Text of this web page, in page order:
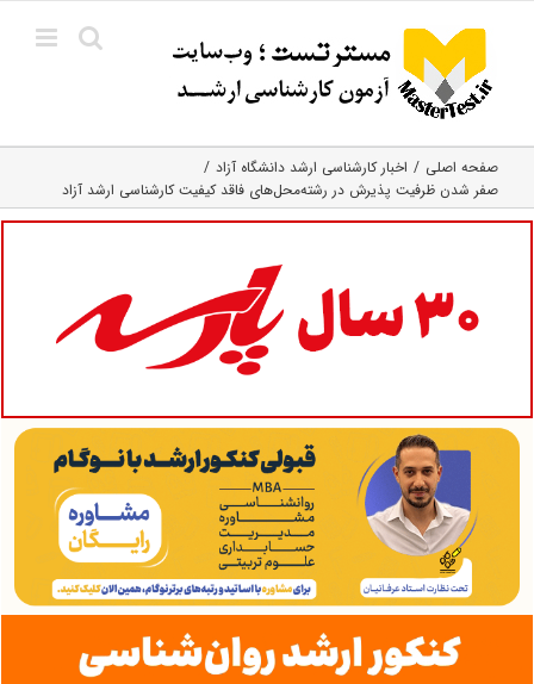
content
صفحه اصلی
اخبار کارشناسی ارشد دانشگاه آزاد
صفر شدن ظرفیت پذیرش در رشته‌محل‌های فاقد کیفیت کارشناسی ارشد آزاد